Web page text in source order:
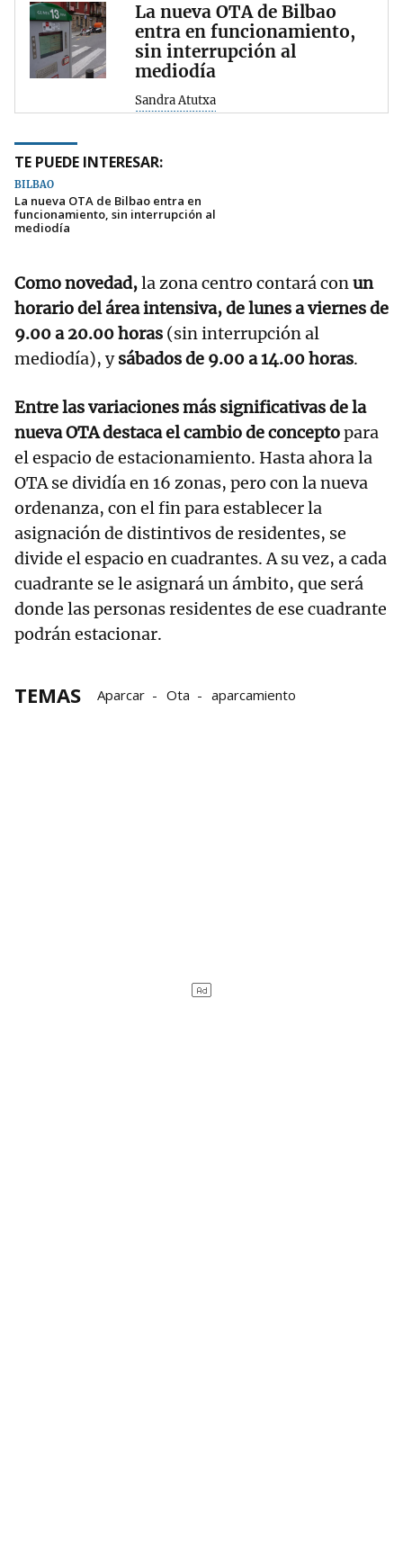
La nueva OTA de Bilbao
entra en funcionamiento,
sin interrupción al
mediodía
Sandra Atutxa
TE PUEDE INTERESAR:
BILBAO
La nueva OTA de Bilbao entra en
funcionamiento, sin interrupción al
mediodía
Como novedad,la zona centro contará conun
horario del área intensiva, de lunes a viernes de
9.00 a 20.00 horas (sin interrupción al
mediodía), ysábados de 9.00 a 14.00 horas.
Entre las variaciones más significativas de la
nueva OTA destaca el cambio de conceptopara
el espacio de estacionamiento. Hasta ahora la
OTA se dividía en 16 zonas, pero con la nueva
ordenanza, con el fin para establecer la
asignación de distintivos de residentes, se
divide el espacio en cuadrantes. A su vez, a cada
cuadrante se le asignará un ámbito, que será
donde las personas residentes de ese cuadrante
podrán estacionar.
TEMAS Aparcar Ota aparcamiento